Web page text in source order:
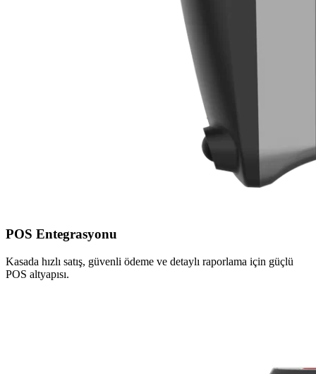
POS Entegrasyonu
Kasada hızlı satış, güvenli ödeme ve detaylı raporlama için güçlü
POS altyapısı.